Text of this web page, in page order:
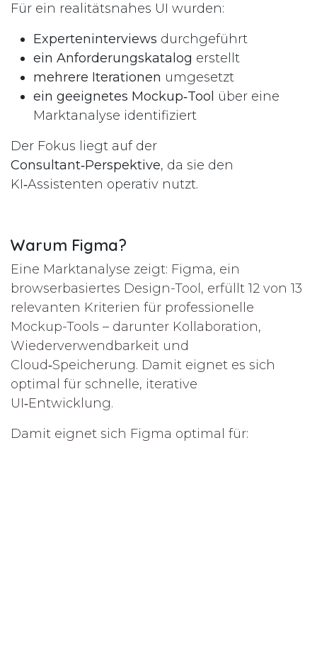
Für ein realitätsnahes UI wurden:
Experteninterviews durchgeführt
ein Anforderungskatalog erstellt
mehrere Iterationen umgesetzt
ein geeignetes Mockup‑Tool über eine
Marktanalyse identifiziert
Der Fokus liegt auf der
Consultant‑Perspektive, da sie den
KI‑Assistenten operativ nutzt.
Warum Figma?
Eine Marktanalyse zeigt: Figma, ein
browserbasiertes Design-Tool, erfüllt 12 von 13
relevanten Kriterien für professionelle
Mockup-Tools – darunter Kollaboration,
Wiederverwendbarkeit und
Cloud‑Speicherung. Damit eignet es sich
optimal für schnelle, iterative
UI‑Entwicklung.
Damit eignet sich Figma optimal für: